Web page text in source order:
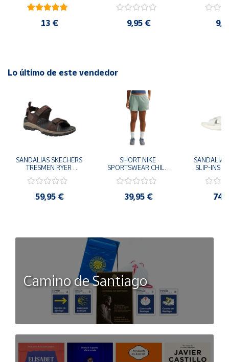
13 € 9,95 €
Lo último de este vendedor
SANDALIAS SKECHERS
TRESMEN RYER
205112-CHOC
COMODAS
59,95 €
SHORT NIKE
SPORTSWEAR CHILL
006 PANTALONES
39,95 €
SANDALIAS
SLIP-INS
Camino de Santiago